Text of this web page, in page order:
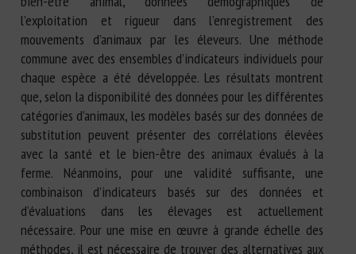
l’exploitation et rigueur dans l’enregistrement des
mouvements d’animaux par les éleveurs. Une méthode
commune avec des ensembles d’indicateurs individuels pour
chaque espèce a été développée. Les résultats montrent
que, selon la disponibilité des données pour les différentes
catégories d’animaux, les modèles basés sur des données de
substitution peuvent présenter des corrélations élevées
avec la santé et le bien-être des animaux évalués à la
ferme. Néanmoins, pour une validité suffisante, une
combinaison d’indicateurs basés sur des données et
d’évaluations dans les élevages est actuellement
nécessaire. Pour une mise en œuvre à grande échelle des
méthodes, il est nécessaire de trouver des alternatives aux